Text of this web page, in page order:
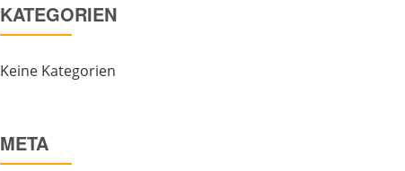
KATEGORIEN
Keine Kategorien
META